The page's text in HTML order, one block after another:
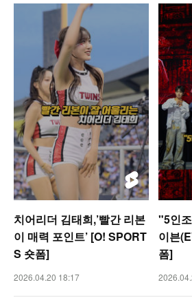
치어리더 김태희,’빨간 리본
이 매력 포인트’ [O! SPORT
S 숏폼]
2026.04.20 18:17
"5인
이븐
폼]